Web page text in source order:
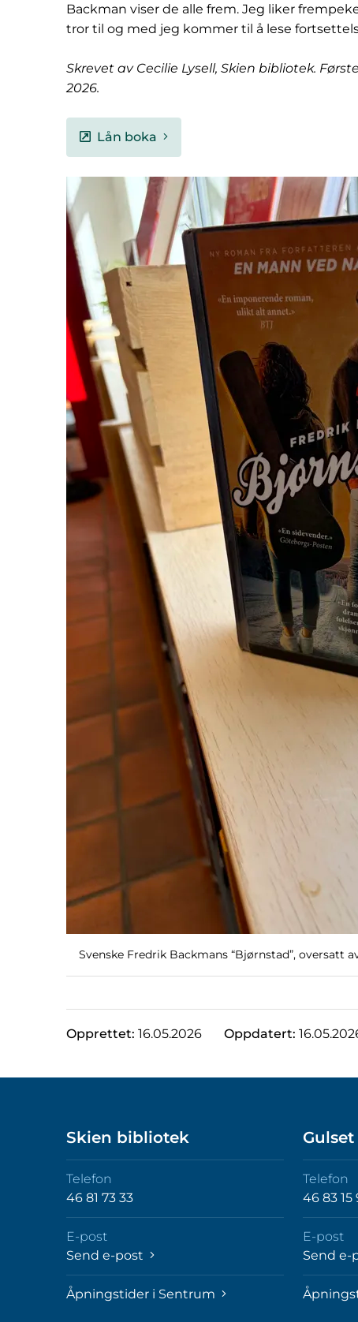
Backman viser de alle frem. Jeg liker
tror til og med jeg kommer til å lese
Skrevet av Cecilie Lysell, Skien bibliotek.
2026.
Lån boka
Svenske Fredrik Backmans “Bjørnstad”, oversatt
Opprettet: 16.05.2026 Oppdatert:
Skien bibliotek
Telefon
46 81 73 33
E-post
Send e-post
Åpningstider i Sentrum
Telefon
46 83 15
E-post
Send e-